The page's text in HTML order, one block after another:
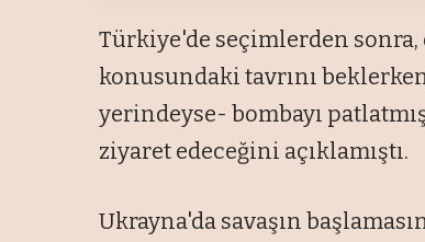
Türkiye'de seçimlerden
konusundaki tavrını
yerindeyse- bombayı
ziyaret edeceğini açıklamıştı.
Ukrayna'da savaşın